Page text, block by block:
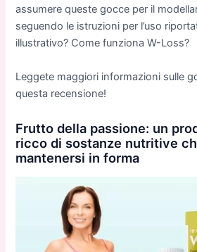
assumere queste gocce per il
seguendo le istruzioni per l’uso
illustrativo? Come funziona W-Loss?
Leggete maggiori informazioni sulle
questa recensione!
Frutto della passione: un
ricco di sostanze nutritive
mantenersi in forma